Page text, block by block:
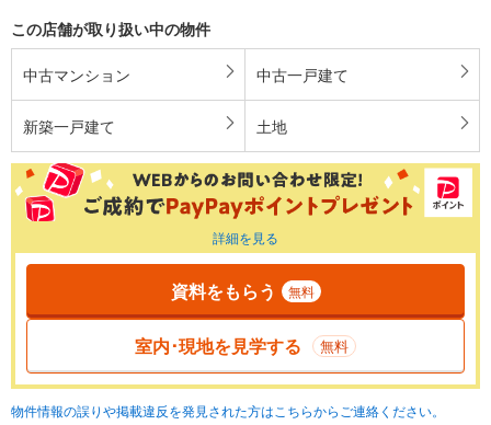
この店舗が取り扱い中の物件
中古マンション 中古一戸建て
新築一戸建て 土地
詳細を見る
資料をもらう 無料
室内･現地を見学する 無料
物件情報の誤りや掲載違反を発見された方はこちらからご連絡ください。